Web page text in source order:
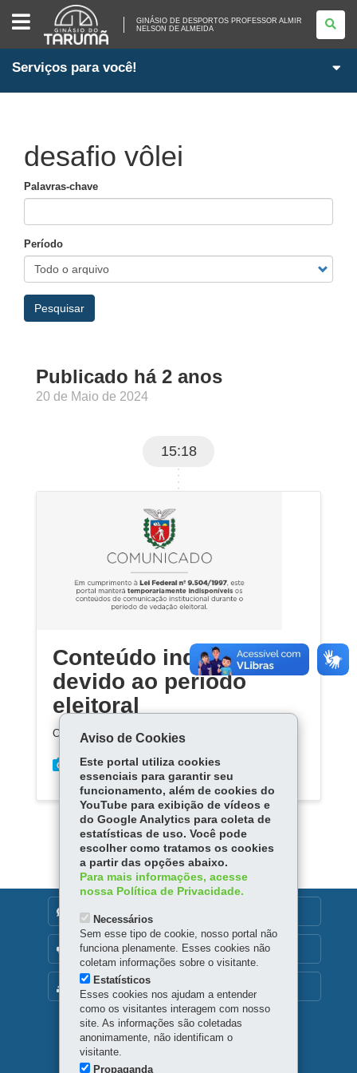
GINÁSIO
DE
DESPORTOS
PROFESSOR
NELSON
DE
GINÁSIO DE DESPORTOS PROFESSOR ALMIR
NELSON DE ALMEIDA
Serviços para você!
desafio vôlei
Palavras-chave
Período
Pesquisar
Publicado há 2 anos
20 de Maio de 2024
15:18
Conteúdo indisponível
devido ao período
eleitoral
Conteúdo indisponível devido ao período eleitoral
MAPA DO SITE
DENUNCIE CORRUPÇÃO
OUVIDORIA
Navegação
Aviso de Cookies
Este portal utiliza cookies
essenciais para garantir seu
funcionamento, além de cookies do
YouTube para exibição de vídeos e
do Google Analytics para coleta de
estatísticas de uso. Você pode
escolher como tratamos os cookies
a partir das opções abaixo.
Para mais informações, acesse
nossa Política de Privacidade.
Necessários
Sem esse tipo de cookie, nosso portal não
funciona plenamente. Esses cookies não
coletam informações sobre o visitante.
Estatísticos
Esses cookies nos ajudam a entender
como os visitantes interagem com nosso
site. As informações são coletadas
anonimamente, não identificam o
visitante.
Propaganda